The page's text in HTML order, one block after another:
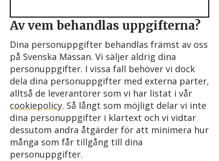
Av vem behandlas uppgifterna?
Dina personuppgifter behandlas främst av oss
på Svenska Mässan. Vi säljer aldrig dina
personuppgifter. I vissa fall behöver vi dock
dela dina personuppgifter med externa parter,
alltså de leverantörer som vi har listat i vår
cookiepolicy. Så långt som möjligt delar vi inte
dina personuppgifter i klartext och vi vidtar
dessutom andra åtgärder för att minimera hur
många som får tillgång till dina
personuppgifter.